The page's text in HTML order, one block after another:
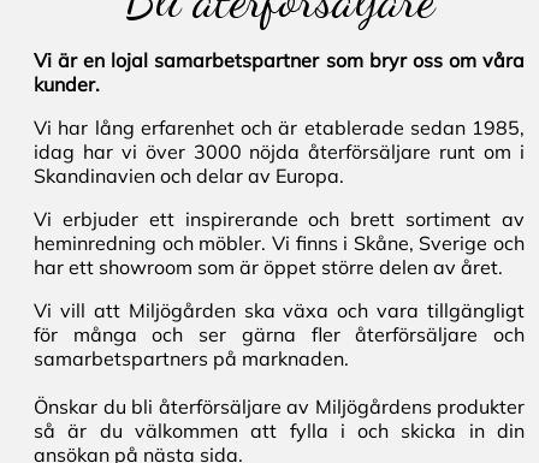
Vi är en lojal samarbetspartner som bryr oss om våra
kunder.
Vi har lång erfarenhet och är etablerade sedan 1985,
idag har vi över 3000 nöjda återförsäljare runt om i
Skandinavien och delar av Europa.
Vi erbjuder ett inspirerande och brett sortiment av
heminredning och möbler. Vi finns i Skåne, Sverige och
har ett showroom som är öppet större delen av året.
Vi vill att Miljögården ska växa och vara tillgängligt
för många och ser gärna fler återförsäljare och
samarbetspartners på marknaden.
Önskar du bli återförsäljare av Miljögårdens produkter
så är du välkommen att fylla i och skicka in din
ansökan på nästa sida.